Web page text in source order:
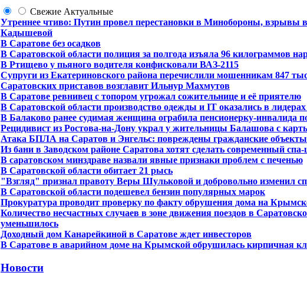
Свежие Актуальные
Утреннее чтиво: Путин провел перестановки в Минобороны, взрывы
Кадышевой
В Саратове без осадков
В Саратовской области полиция за полгода изъяла 96 килограммов
В Ртищево у пьяного водителя конфисковали ВАЗ-2115
Супруги из Екатериновского района перечислили мошенникам 847
Саратовских приставов возглавит Ильнур Махмутов
В Саратове ревнивец с топором угрожал сожительнице и её приятелю
В Саратовской области производство одежды и IT оказались в
В Балаково ранее судимая женщина ограбила пенсионерку-инвалида
Рецидивист из Ростова-на-Дону украл у жительницы Балашова с
Атака БПЛА на Саратов и Энгельс: повреждены гражданские объекты
Из бани в Заводском районе Саратова хотят сделать современный спа-
В саратовском минздраве назвали явные признаки проблем с печенью
В Саратовской области обитает 21 рысь
"Взгляд" признал правоту Веры Шульковой и добровольно изменил
В Саратовской области подешевел бензин популярных марок
Прокуратура проводит проверку по факту обрушения дома на
Количество несчастных случаев в зоне движения поездов в
уменьшилось
Доходный дом Канарейкиной в Саратове ждет инвесторов
В Саратове в аварийном доме на Крымской обрушилась кирпичная
Новости